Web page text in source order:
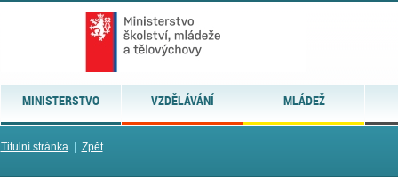
MINISTERSTVO VZDĚLÁVÁNÍ MLÁDEŽ
Titulní stránka| Zpět